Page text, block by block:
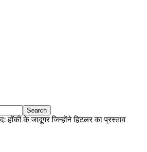
हॉकी के जादूगर जिन्होंने हिटलर का प्रस्ताव